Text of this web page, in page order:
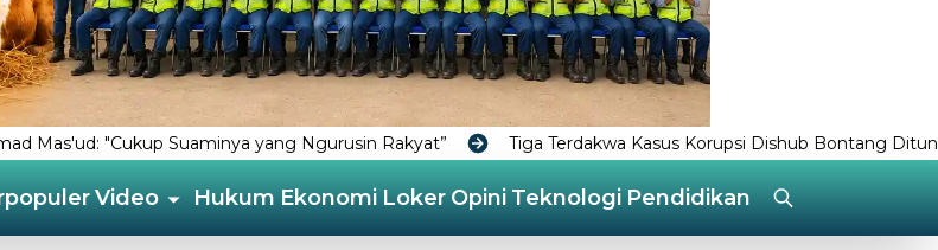
yang Ngurusin Rakyat” Tiga Terdakwa Kasus Korupsi Dishub Bontang Dituntut 1 Tahun 6 Bulan Penjara
Video HukumEkonomiLokerOpiniTeknologiPendidikan